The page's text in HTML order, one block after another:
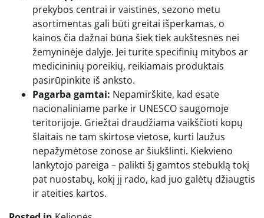
prekybos centrai ir vaistinės, sezono metu
asortimentas gali būti greitai išperkamas, o
kainos čia dažnai būna šiek tiek aukštesnės nei
žemyninėje dalyje. Jei turite specifinių mitybos ar
medicininių poreikių, reikiamais produktais
pasirūpinkite iš anksto.
Pagarba gamtai: Nepamirškite, kad esate
nacionaliniame parke ir UNESCO saugomoje
teritorijoje. Griežtai draudžiama vaikščioti kopų
šlaitais ne tam skirtose vietose, kurti laužus
nepažymėtose zonose ar šiukšlinti. Kiekvieno
lankytojo pareiga – palikti šį gamtos stebuklą tokį
pat nuostabų, kokį jį rado, kad juo galėtų džiaugtis
ir ateities kartos.